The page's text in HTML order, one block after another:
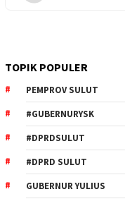
TOPIK POPULER
PEMPROV SULUT
#GUBERNURYSK
#DPRDSULUT
#DPRD SULUT
GUBERNUR YULIUS